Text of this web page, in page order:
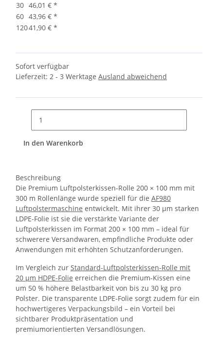
30 46,01 € *
60 43,96 € *
12041,90 € *
Sofort verfügbar
Lieferzeit: 2 - 3 Werktage Ausland abweichend
In den Warenkorb
Beschreibung
Die Premium Luftpolsterkissen-Rolle 200 × 100 mm mit
300 m Rollenlänge wurde speziell für die AF980
Luftpolstermaschine entwickelt. Mit ihrer 30 µm starken
LDPE-Folie ist sie die verstärkte Variante der
Luftpolsterkissen im Format 200 × 100 mm – ideal für
schwerere Versandwaren, empfindliche Produkte oder
Anwendungen mit erhöhten Schutzanforderungen.
Im Vergleich zur Standard-Luftpolsterkissen-Rolle mit
20 µm HDPE-Folie erreichen die Premium-Kissen eine
um 50 % höhere Belastbarkeit von bis zu 30 kg pro
Polster. Die transparente LDPE-Folie sorgt zudem für ein
hochwertigeres Verpackungsbild – ein Vorteil bei
sichtbarer Produktpräsentation und
premiumorientierten Versandlösungen.